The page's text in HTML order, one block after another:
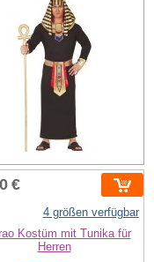
€
4 größen verfügbar
Kostüm mit Tunika für
Herren